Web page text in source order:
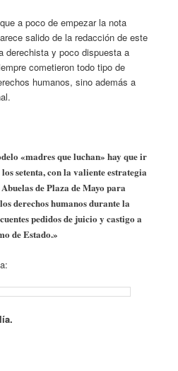
a poco de empezar la nota
salido de la redacción de este
derechista y poco dispuesta a
cometieron todo tipo de
humanos, sino además a
«madres que luchan» hay que ir
setenta, con la valiente estrategia
de Plaza de Mayo para
derechos humanos durante la
pedidos de juicio y castigo a
de Estado.»